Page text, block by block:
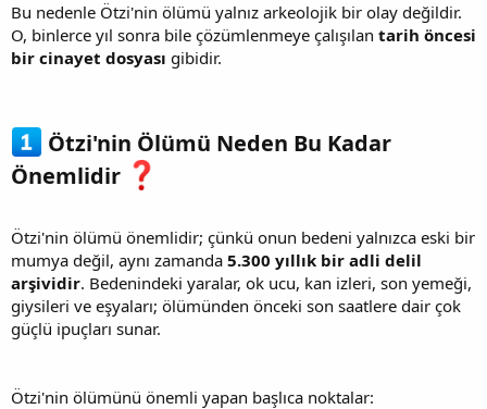
Bu nedenle Ötzi'nin ölümü yalnız arkeolojik bir olay değildir.
O, binlerce yıl sonra bile çözümlenmeye çalışılan tarih öncesi
bir cinayet dosyası gibidir.
Ötzi'nin Ölümü Neden Bu Kadar
Önemlidir
Ötzi'nin ölümü önemlidir; çünkü onun bedeni yalnızca eski bir
mumya değil, aynı zamanda 5.300 yıllık bir adli delil
arşividir. Bedenindeki yaralar, ok ucu, kan izleri, son yemeği,
giysileri ve eşyaları; ölümünden önceki son saatlere dair çok
güçlü ipuçları sunar.
Ötzi'nin ölümünü önemli yapan başlıca noktalar: